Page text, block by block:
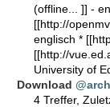
(offline... ]] -
[[http://
englisch *
[[http://
University of
Download
4 Treffer,